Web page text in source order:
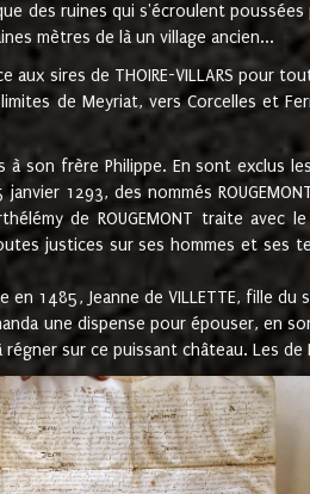
des ruines qui s'écroulent
mètres de là un village ancien...
aux sires de THOIRE-VILLARS
de Meyriat, vers Corcelles et
son frère Philippe. En sont exclus
1293, des nommés
de ROUGEMONT traite
justices sur ses hommes et
en 1485, Jeanne de VILLETTE, fille
une dispense pour épouser, en
sur ce puissant château. Les de